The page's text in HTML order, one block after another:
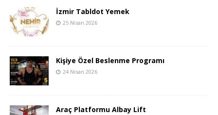
İzmir Tabldot Yemek
25 Nisan 2026
Kişiye Özel Beslenme Programı
24 Nisan 2026
Araç Platformu Albay Lift